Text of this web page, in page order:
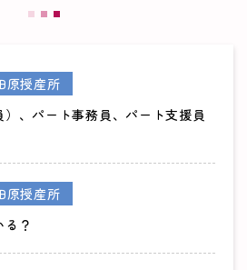
原授産所
、パート事務員、パート支援員
原授産所
？